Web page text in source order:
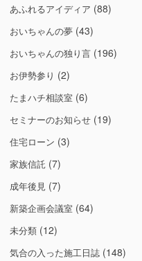
あふれるアイディア (88)
おいちゃんの夢 (43)
おいちゃんの独り言 (196)
お伊勢参り (2)
たまハチ相談室 (6)
セミナーのお知らせ (19)
住宅ローン (3)
家族信託 (7)
成年後見 (7)
新築企画会議室 (64)
未分類 (12)
気合の入った施工日誌 (148)